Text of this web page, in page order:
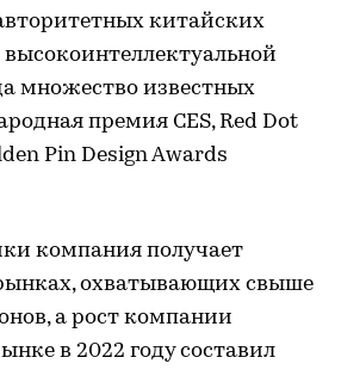
китайских
множество известных
премия CES, Red Dot
Pin Design Awards
компания получает
охватывающих свыше
а рост компании
в 2022 году составил